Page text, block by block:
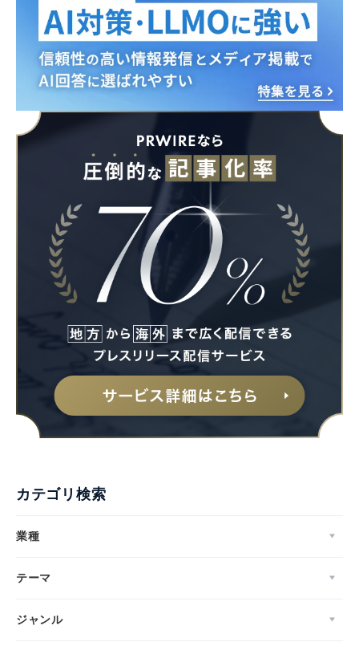
カテゴリ検索
業種
テーマ
ジャンル